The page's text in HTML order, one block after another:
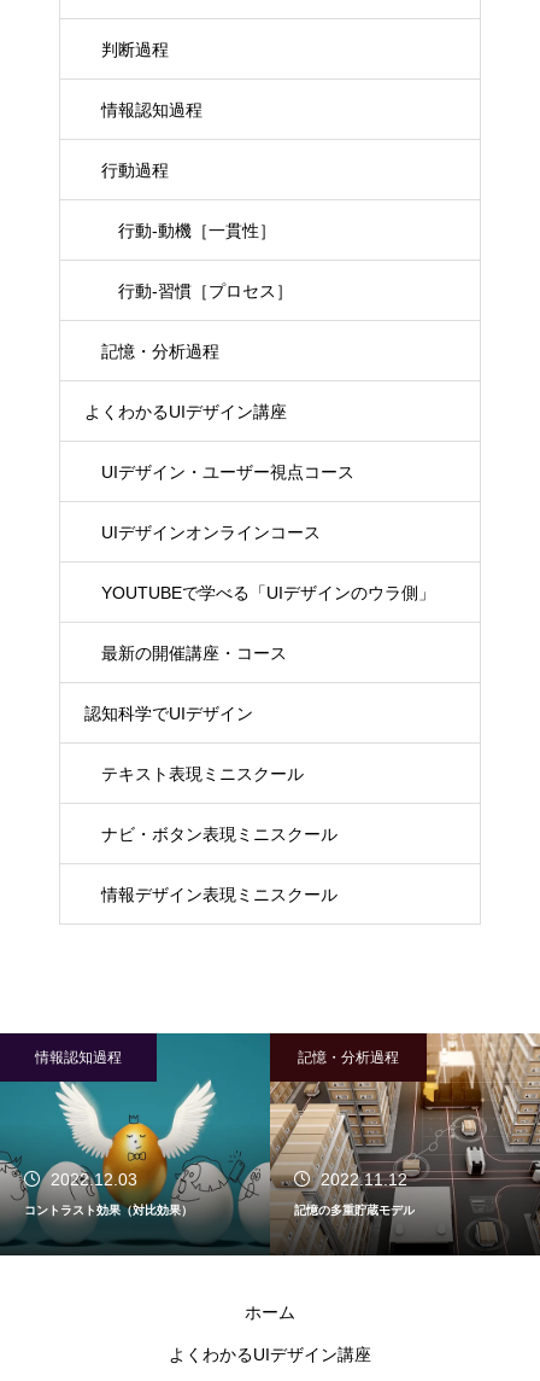
判断過程
情報認知過程
行動過程
行動-動機［一貫性］
行動-習慣［プロセス］
記憶・分析過程
よくわかるUIデザイン講座
UIデザイン・ユーザー視点コース
UIデザインオンラインコース
YOUTUBEで学べる「UIデザインのウラ側」
最新の開催講座・コース
認知科学でUIデザイン
テキスト表現ミニスクール
ナビ・ボタン表現ミニスクール
情報デザイン表現ミニスクール
記憶・分析過程
2022.11.12
記憶の多重貯蔵モデル
認知-知覚［状況把握］
2022.11.30
類同の法則（類似性の法則）
ホーム
よくわかるUIデザイン講座